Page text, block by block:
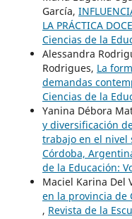
García,
LA PRÁCTICA
Ciencias de la
Alessandra
Rodrigues, La
demandas
Ciencias de la
Yanina Débora
y diversificación
trabajo en el nivel
Córdoba,
de la Educación:
Maciel Karina Del
en la provincia de
, Revista de la